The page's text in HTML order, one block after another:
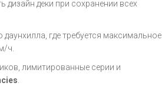
деки при сохранении всех
где требуется максимальное
ч.
лимитированные серии и